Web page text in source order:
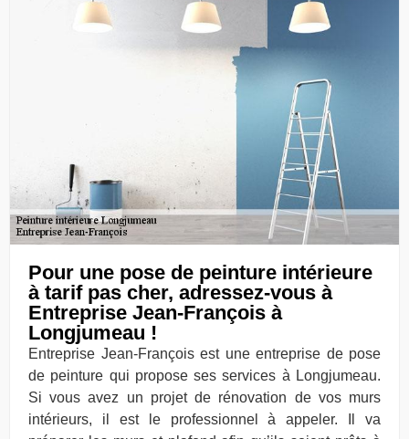
Pour une pose de peinture intérieure
à tarif pas cher, adressez-vous à
Entreprise Jean-François à
Longjumeau !
Entreprise Jean-François est une entreprise de pose
de peinture qui propose ses services à Longjumeau.
Si vous avez un projet de rénovation de vos murs
intérieurs, il est le professionnel à appeler. Il va